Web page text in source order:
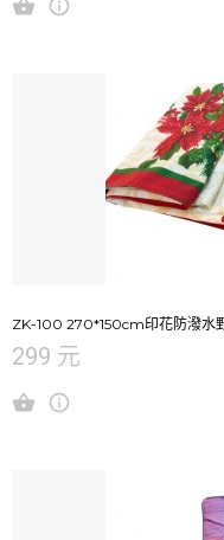
ZK-100 270*150cm印花防潑水
299 元